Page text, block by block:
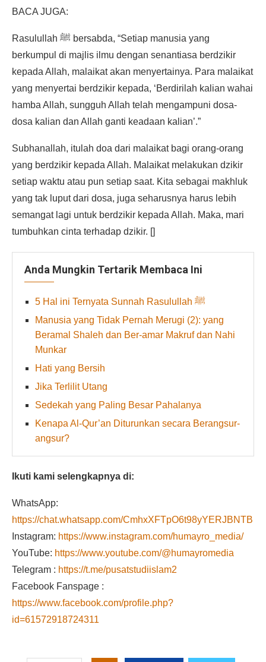
BACA JUGA:
Rasulullah ﷺ bersabda, “Setiap manusia yang
berkumpul di majlis ilmu dengan senantiasa berdzikir
kepada Allah, malaikat akan menyertainya. Para malaikat
yang menyertai berdzikir kepada, ‘Berdirilah kalian wahai
hamba Allah, sungguh Allah telah mengampuni dosa-
dosa kalian dan Allah ganti keadaan kalian’.”
Subhanallah, itulah doa dari malaikat bagi orang-orang
yang berdzikir kepada Allah. Malaikat melakukan dzikir
setiap waktu atau pun setiap saat. Kita sebagai makhluk
yang tak luput dari dosa, juga seharusnya harus lebih
semangat lagi untuk berdzikir kepada Allah. Maka, mari
tumbuhkan cinta terhadap dzikir. []
Anda Mungkin Tertarik Membaca Ini
5 Hal ini Ternyata Sunnah Rasulullah ﷺ
Manusia yang Tidak Pernah Merugi (2): yang
Beramal Shaleh dan Ber-amar Makruf dan Nahi
Munkar
Hati yang Bersih
Jika Terlilit Utang
Sedekah yang Paling Besar Pahalanya
Kenapa Al-Qur’an Diturunkan secara Berangsur-
angsur?
Ikuti kami selengkapnya di:
WhatsApp:
https://chat.whatsapp.com/CmhxXFTpO6t98yYERJBNTB
Instagram: https://www.instagram.com/humayro_media/
YouTube: https://www.youtube.com/@humayromedia
Telegram : https://t.me/pusatstudiislam2
Facebook Fanspage :
https://www.facebook.com/profile.php?
id=61572918724311